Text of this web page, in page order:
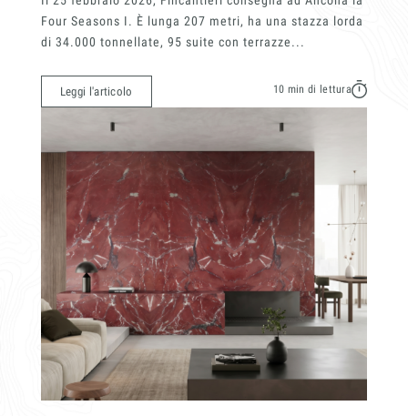
Progetti
Four Seasons I. È lunga 207 metri, ha una stazza lorda
di 34.000 tonnellate, 95 suite con terrazze...
10 min di lettura
Leggi l'articolo